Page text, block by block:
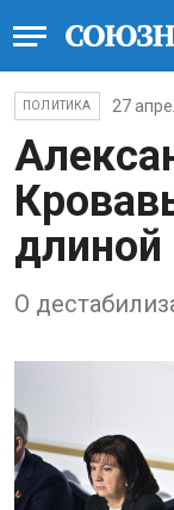
ПОЛИТИКА 27
длиной
О